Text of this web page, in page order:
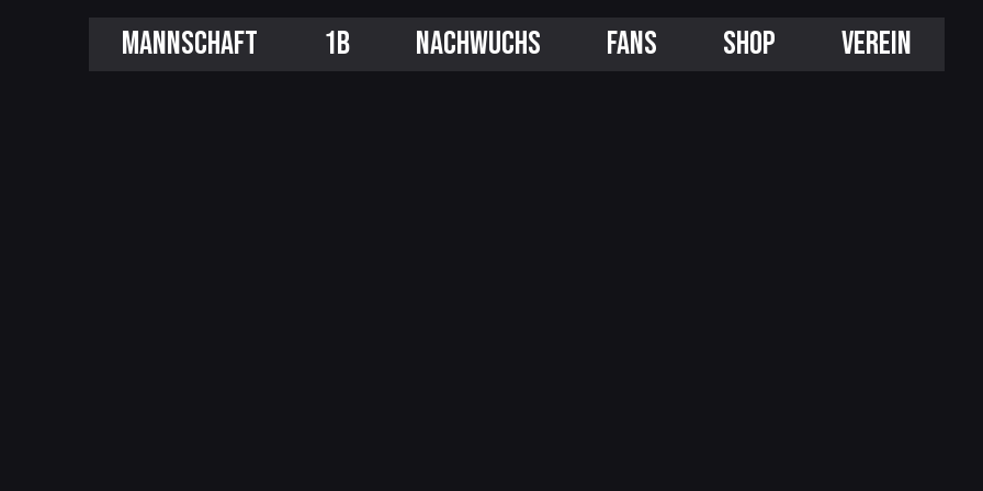
MANNSCHAFT 1B NACHWUCHS FANS SHOP VEREIN